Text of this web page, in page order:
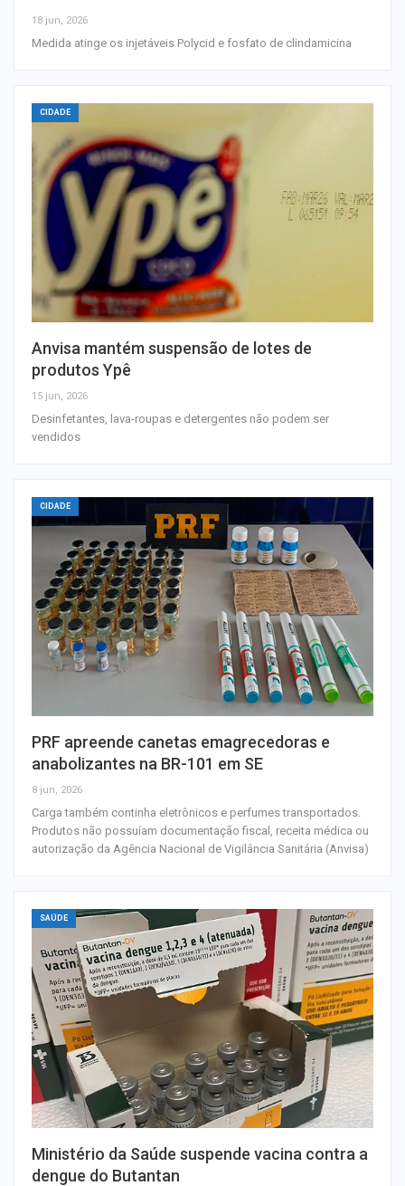
18 jun, 2026
Medida atinge os injetáveis Polycid e fosfato de clindamicina
CIDADE
Anvisa mantém suspensão de lotes de
produtos Ypê
15 jun, 2026
Desinfetantes, lava-roupas e detergentes não podem ser
vendidos
CIDADE
PRF apreende canetas emagrecedoras e
anabolizantes na BR-101 em SE
8 jun, 2026
Carga também continha eletrônicos e perfumes transportados.
Produtos não possuíam documentação fiscal, receita médica ou
autorização da Agência Nacional de Vigilância Sanitária (Anvisa)
SAÚDE
Ministério da Saúde suspende vacina contra a
dengue do Butantan